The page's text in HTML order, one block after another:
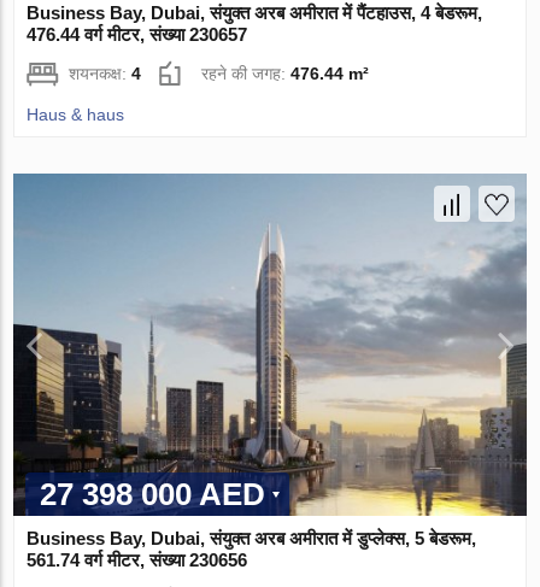
Business Bay, Dubai, संयुक्त अरब अमीरात में पैंटहाउस, 4 बेडरूम,
476.44 वर्ग मीटर, संख्या 230657
शयनकक्ष:4 रहने की जगह:476.44 m²
Haus & haus
27 398 000 AED
Business Bay, Dubai, संयुक्त अरब अमीरात में डुप्लेक्स, 5 बेडरूम,
561.74 वर्ग मीटर, संख्या 230656